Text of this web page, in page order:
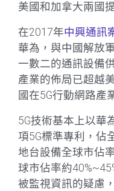
美國和加拿大兩國
在2017年中興通訊
華為，與中國解放
一數二的通訊設備
產業的佈局已超越
國在5G行動網路產
5G技術基本上以華
項5G標準專利，佔
地台設備全球市佔
球市佔率約
被監視資訊的疑慮